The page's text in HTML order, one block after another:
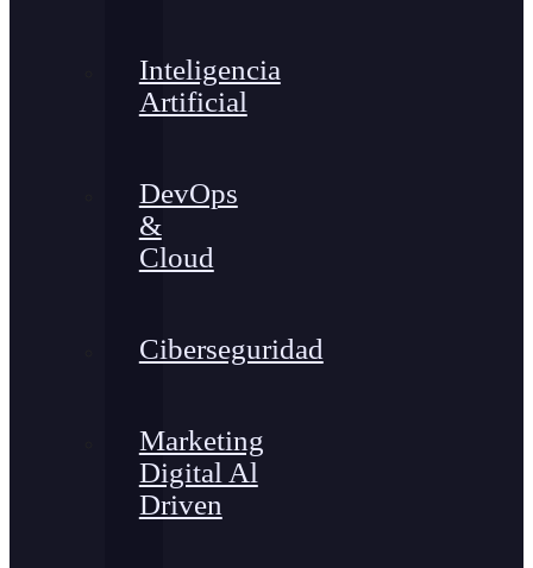
Inteligencia
Artificial
DevOps
&
Cloud
Ciberseguridad
Marketing
Digital Al
Driven